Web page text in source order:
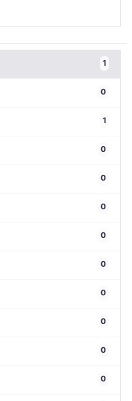
1
0
1
0
0
0
0
0
0
0
0
0